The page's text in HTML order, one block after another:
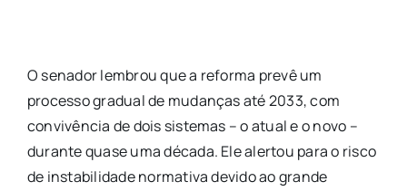
O senador lembrou que a reforma prevê um
processo gradual de mudanças até 2033, com
convivência de dois sistemas – o atual e o novo –
durante quase uma década. Ele alertou para o risco
de instabilidade normativa devido ao grande